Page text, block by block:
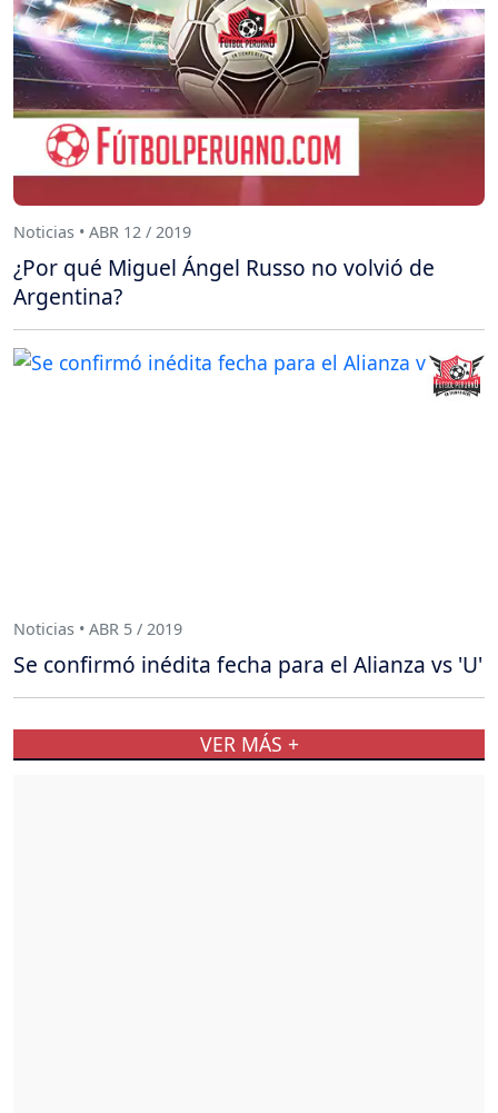
Noticias • ABR 12 / 2019
¿Por qué Miguel Ángel Russo no volvió de
Argentina?
Noticias • ABR 5 / 2019
Se confirmó inédita fecha para el Alianza vs 'U'
VER MÁS +